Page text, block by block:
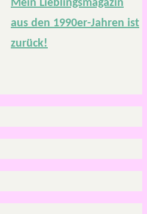
Mein Lieblingsmagazin
aus den 1990er-Jahren ist
zurück!